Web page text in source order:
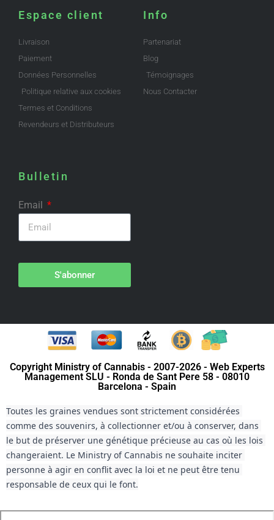
Espace client
Livraison
Paiement
Données Personnelles
Politique relative aux cookies
Termes et Conditions
Revendeurs et Distributeurs
Info
Partenariat
Blog
Témoignages
Nous Contacter
Bulletin
Email
S'abonner
Copyright Ministry of Cannabis - 2007-2026 - Web Experts
Management SLU - Ronda de Sant Pere 58 - 08010
Barcelona - Spain
Toutes les graines vendues sont strictement considérées
comme des souvenirs, à collectionner et/ou à conserver, dans
le but de préserver une génétique précieuse au cas où les lois
changeraient. Le Ministry of Cannabis ne souhaite inciter
personne à agir en conflit avec la loi et ne peut être tenu
responsable de ceux qui le font.